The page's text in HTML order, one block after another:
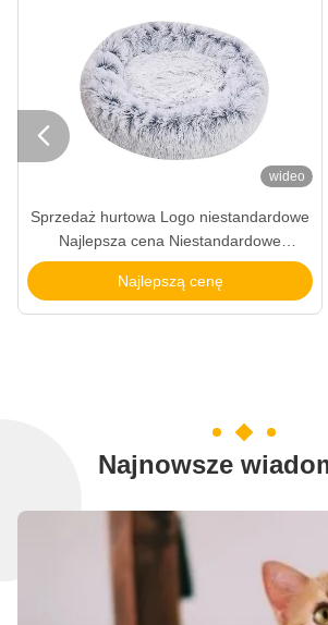
wideo
Sprzedaż hurtowa Logo niestandardowe
Najlepsza cena Niestandardowe
Drukowanie Markowe Czarny Karton
Wianowy Worek Papierowy
Najlepszą cenę

Najnowsze